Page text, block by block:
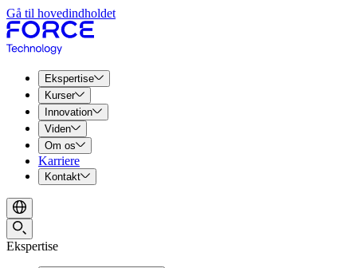
Gå til hovedindholdet
Ekspertise
Kurser
Innovation
Viden
Om os
Karriere
Kontakt
Ekspertise